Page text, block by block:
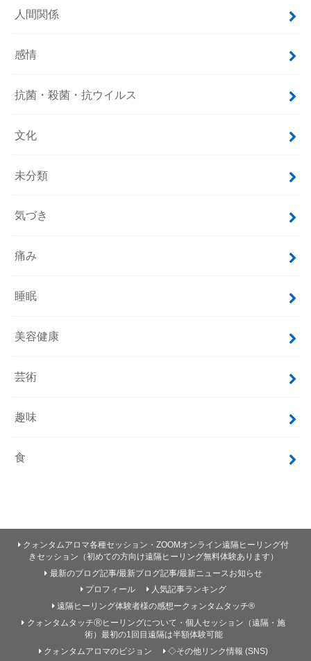
人間関係
感情
抗菌・殺菌・抗ウイルス
文化
未分類
気づき
痛み
睡眠
美容健康
芸術
趣味
食
クォンタムアロマ各種セッション・ZOOMオンライン遠隔ヒーリング付
きセッション（初めての方向け遠隔ヒーリング無料体験あります）
最新のブログ記事/最新ブログ記事/最新ニュースお知らせ
プロフィール
人気記事ランキング
遠隔ヒーリング体験者様の感想ークォンタムタッチ®
クォンタムタッチⓇヒーリングについて・個人セッション（遠隔・施
術）最初の1回目遠隔は半額体験可能
クォンタムアロマのビジョン
◇その他リンク情報 (SNS)